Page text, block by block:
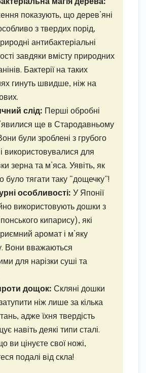
показують, що дерев’яні
з твердих порід,
антибактеріальні
завдяки вмісту природних
Бактерії на таких
гинуть швидше, ніж на
слід: Перші обробні
ще в Стародавньому
були зроблені з грубого
використовувалися для
зерна та м’яса. Уявіть, як
було тягати таку “дощечку”!
особливості: У Японії
використовують дошки з
кипарису), які
аромат і м’яку
Вони вважаються
для нарізки суші та
дощок: Скляні дошки
ніж лише за кілька
адже їхня твердість
навіть деякі типи сталі.
ви цінуєте свої ножі,
подалі від скла!